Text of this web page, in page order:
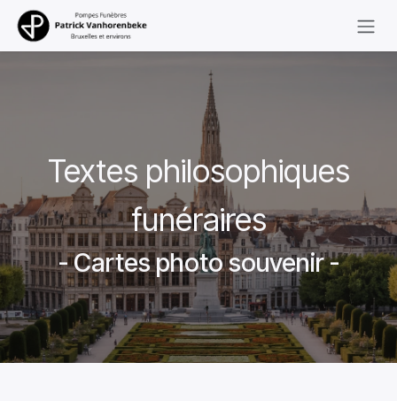
Se rendre au contenu
Textes philosophiques
funéraires
- Cartes photo souvenir -